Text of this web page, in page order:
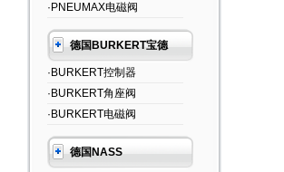
·PNEUMAX电磁阀
德国BURKERT宝德
·BURKERT控制器
·BURKERT角座阀
·BURKERT电磁阀
德国NASS